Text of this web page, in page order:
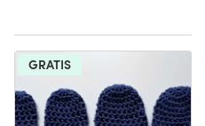
GRATIS